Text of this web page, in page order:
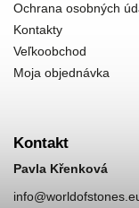
Ochrana osobných
Kontakty
Veľkoobchod
Moja objednávka
Kontakt
Pavla Křenková
info@